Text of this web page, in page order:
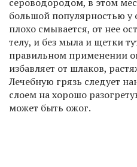
большой популярностью у
плохо смывается, от нее
телу, и без мыла и щетки
правильном применении
избавляет от шлаков,
Лечебную грязь следует
слоем на хорошо
может быть ожог.